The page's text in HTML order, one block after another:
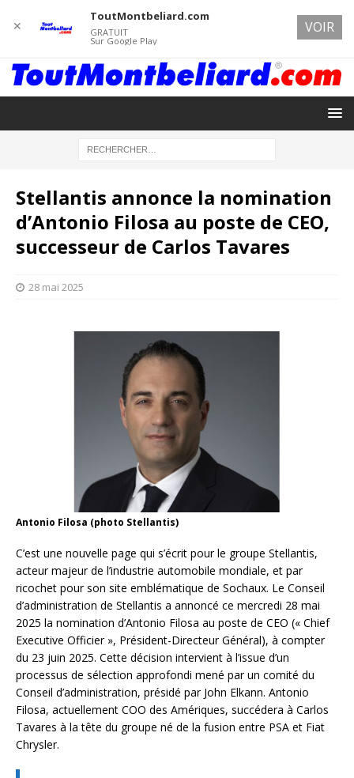
Stellantis annonce la nomination
d’Antonio Filosa au poste de CEO,
successeur de Carlos Tavares
28 mai 2025
Antonio Filosa (photo Stellantis)
C’est une nouvelle page qui s’écrit pour le groupe Stellantis,
acteur majeur de l’industrie automobile mondiale, et par
ricochet pour son site emblématique de Sochaux. Le Conseil
d’administration de Stellantis a annoncé ce mercredi 28 mai
2025 la nomination d’Antonio Filosa au poste de CEO (« Chief
Executive Officier », Président-Directeur Général), à compter
du 23 juin 2025. Cette décision intervient à l’issue d’un
processus de sélection approfondi mené par un comité du
Conseil d’administration, présidé par John Elkann. Antonio
Filosa, actuellement COO des Amériques, succédera à Carlos
Tavares à la tête du groupe né de la fusion entre PSA et Fiat
Chrysler.
✕
ToutMontbeliard.com
GRATUIT
Sur Google Play
VOIR